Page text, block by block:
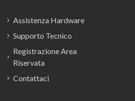
Assistenza Hardware
Supporto Tecnico
Registrazione Area
Riservata
Contattaci